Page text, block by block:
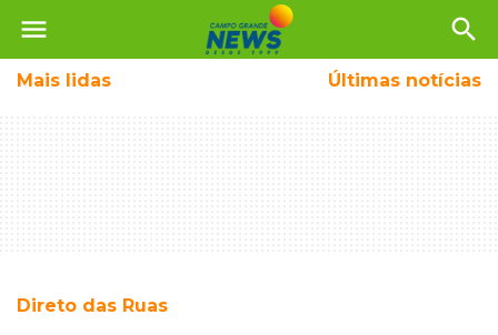
menu search
Mais lidas Últimas notícias
Direto das Ruas